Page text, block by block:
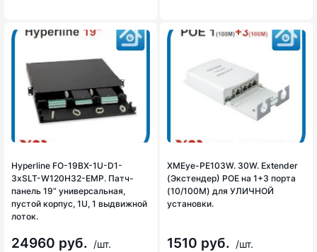
Hyperline FO-19BX-1U-D1-
3xSLT-W120H32-EMP. Патч-
панель 19” универсальная,
пустой корпус, 1U, 1 выдвижной
лоток.
24960 руб. /шт.
XMEye-PE103W. 30W. Extender
(Экстендер) POE на 1+3 порта
(10/100M) для УЛИЧНОЙ
установки.
1510 руб. /шт.